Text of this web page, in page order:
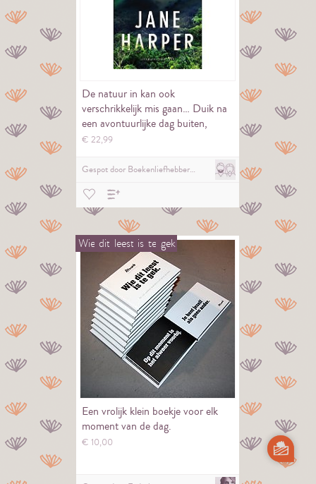
De natuur in kan ook
verschrikkelijk mis gaan… Duik na
een avontuurlijke dag buiten,
lekker in dit…
€22,99
Gespot door Boekenliefhebber…
Wie dit leest is te gek
Een vrolijk klein boekje voor elk
moment van de dag.
€ 10,00